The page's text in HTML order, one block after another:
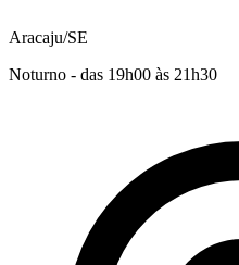
Aracaju/SE
Noturno - das 19h00 às 21h30